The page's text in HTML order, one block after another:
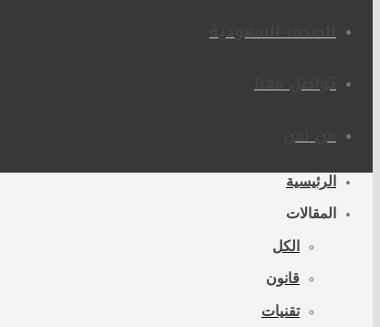
الصحف السعودية
تواصل معنا
من نحن
الرئيسية
المقالات
الكل
قانون
تقنيات